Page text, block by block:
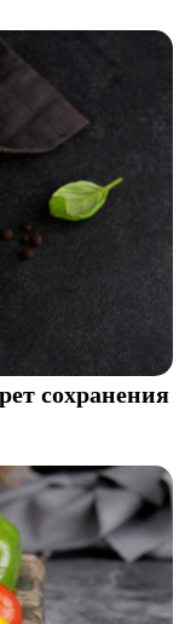
сохранения